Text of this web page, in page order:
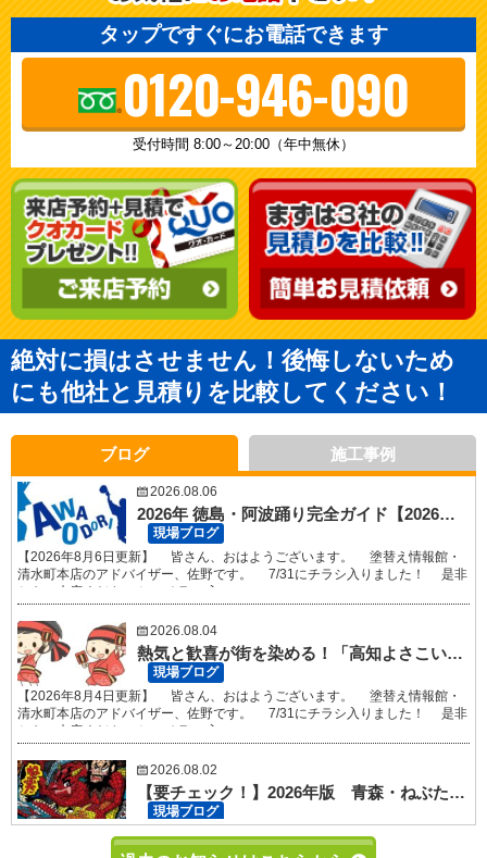
タップですぐにお電話できます
0120-946-090
受付時間 8:00～20:00（年中無休）
絶対に損はさせません！後悔しないため
にも他社と見積りを比較してください！
ブログ 施工事例
2026.08.06
2026年 徳島・阿波踊り完全ガイド【2026年８月６日更新】｜静岡県沼津市・三島市・富士市・静岡市の外壁塗装・屋根塗装専門店 塗替え情報館
【2026年8月6日更新】 皆さん、おはようございます。 塗替え情報館・
清水町本店のアドバイザー、佐野です。 7/31にチラシ入りました！ 是非
ともご来店ください！ チラシ 入...
現場ブログ
2026.08.04
熱気と歓喜が街を染める！「高知よさこい祭り」完全ガイド＜歴史・特徴・見どころ＞【2026年８月４日更新】｜静岡県沼津市・三島市・富士市・静岡市の外壁塗装・屋根塗装専門店 塗替え情報館
【2026年8月4日更新】 皆さん、おはようございます。 塗替え情報館・
清水町本店のアドバイザー、佐野です。 7/31にチラシ入りました！ 是非
ともご来店ください！ チラシ 入...
現場ブログ
2026.08.02
【要チェック！】2026年版 青森・ねぶた祭の詳細！【2026年８月２日更新】｜静岡県沼津市・三島市・富士市・静岡市の外壁塗装・屋根塗装専門店 塗替え情報館
【2026年8月2日更新】 皆さん、おはようございます。 塗替え情報館・
清水町本店のアドバイザー、佐野です。 7/31にチラシ入りました！ 是非
現場ブログ